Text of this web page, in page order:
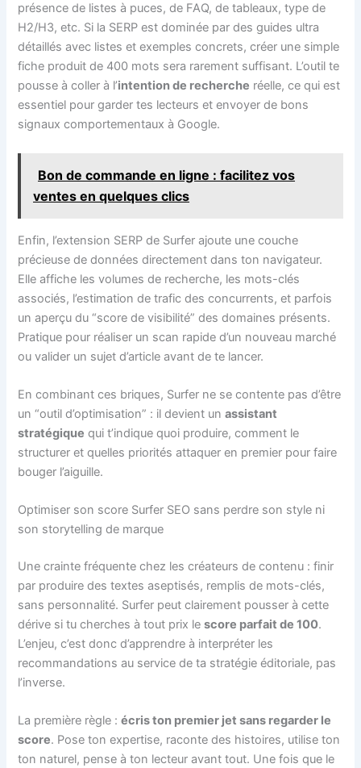
présence de listes à puces, de FAQ, de tableaux, type de
H2/H3, etc. Si la SERP est dominée par des guides ultra
détaillés avec listes et exemples concrets, créer une simple
fiche produit de 400 mots sera rarement suffisant. L’outil te
pousse à coller à l’intention de recherche réelle, ce qui est
essentiel pour garder tes lecteurs et envoyer de bons
signaux comportementaux à Google.
Bon de commande en ligne : facilitez vos
ventes en quelques clics
Enfin, l’extension SERP de Surfer ajoute une couche
précieuse de données directement dans ton navigateur.
Elle affiche les volumes de recherche, les mots-clés
associés, l’estimation de trafic des concurrents, et parfois
un aperçu du “score de visibilité” des domaines présents.
Pratique pour réaliser un scan rapide d’un nouveau marché
ou valider un sujet d’article avant de te lancer.
En combinant ces briques, Surfer ne se contente pas d’être
un “outil d’optimisation” : il devient unassistant
stratégique qui t’indique quoi produire, comment le
structurer et quelles priorités attaquer en premier pour faire
bouger l’aiguille.
Optimiser son score Surfer SEO sans perdre son style ni
son storytelling de marque
Une crainte fréquente chez les créateurs de contenu : finir
par produire des textes aseptisés, remplis de mots-clés,
sans personnalité. Surfer peut clairement pousser à cette
dérive si tu cherches à tout prix lescore parfait de 100.
L’enjeu, c’est donc d’apprendre à interpréter les
recommandations au service de ta stratégie éditoriale, pas
l’inverse.
La première règle :écris ton premier jet sans regarder le
score. Pose ton expertise, raconte des histoires, utilise ton
ton naturel, pense à ton lecteur avant tout. Une fois que le